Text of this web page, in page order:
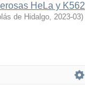
HeLa y K562
de Hidalgo, 2023-03)